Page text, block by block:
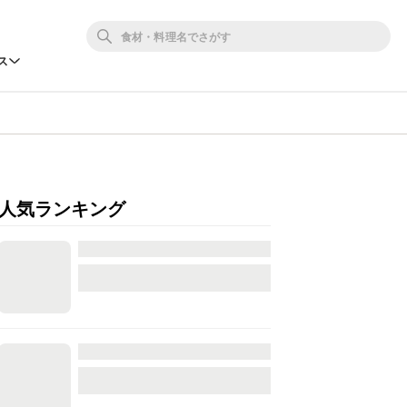
人気ランキング